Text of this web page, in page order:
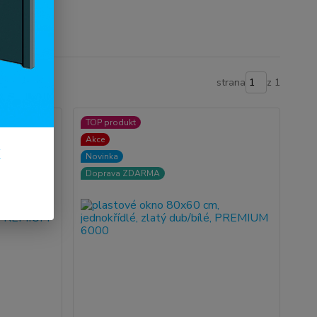
strana z 1
TOP produkt
Akce
Novinka
Doprava ZDARMA